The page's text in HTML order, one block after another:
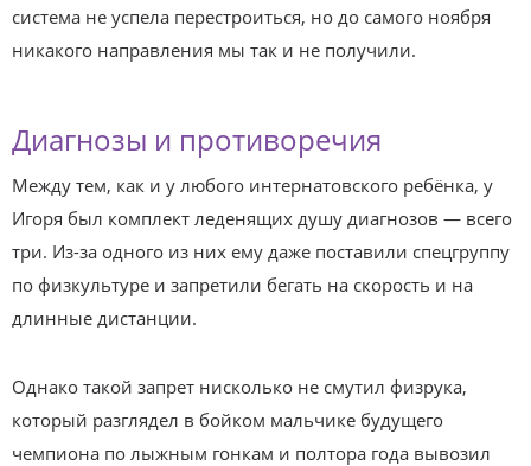
система не успела перестроиться, но до самого ноября
никакого направления мы так и не получили.
Диагнозы и противоречия
Между тем, как и у любого интернатовского ребёнка, у
Игоря был комплект леденящих душу диагнозов — всего
три. Из-за одного из них ему даже поставили спецгруппу
по физкультуре и запретили бегать на скорость и на
длинные дистанции.
Однако такой запрет нисколько не смутил физрука,
который разглядел в бойком мальчике будущего
чемпиона по лыжным гонкам и полтора года вывозил